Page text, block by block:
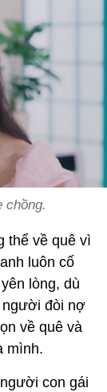
chồng.
thể về quê vì
luôn cố
lòng, dù
người đòi nợ
về quê và
mình.
con gái